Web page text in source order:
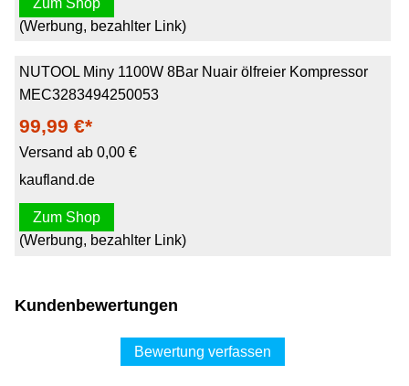
(Werbung, bezahlter Link)
NUTOOL Miny 1100W 8Bar Nuair ölfreier Kompressor
MEC3283494250053
99,99 €*
Versand ab 0,00 €
kaufland.de
Zum Shop
(Werbung, bezahlter Link)
Kundenbewertungen
Bewertung verfassen